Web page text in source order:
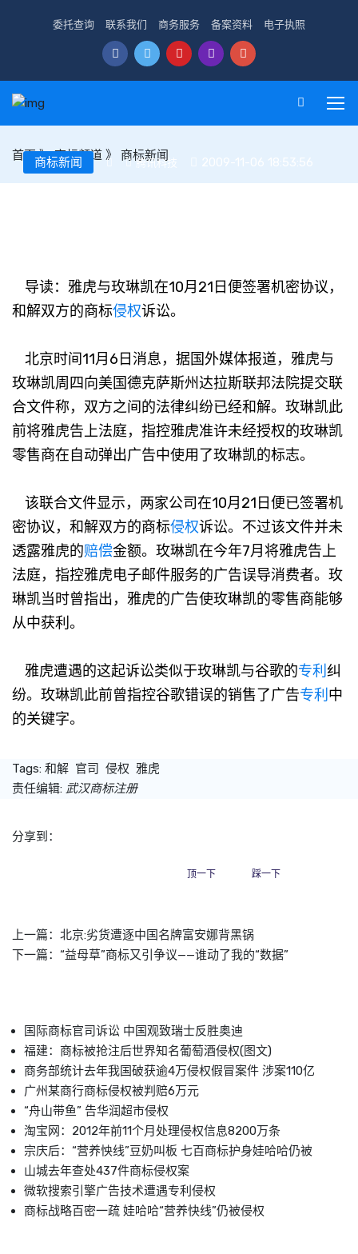
委托查询 联系我们 商务服务 备案资料 电子执照
首页》商标频道 》 商标新闻
商标新闻 腾讯科技 2009-11-06 18:53:56
导读：雅虎与玫琳凯在10月21日便签署机密协议，
和解双方的商标侵权诉讼。
北京时间11月6日消息，据国外媒体报道，雅虎与
玫琳凯周四向美国德克萨斯州达拉斯联邦法院提交联
合文件称，双方之间的法律纠纷已经和解。玫琳凯此
前将雅虎告上法庭，指控雅虎准许未经授权的玫琳凯
零售商在自动弹出广告中使用了玫琳凯的标志。
该联合文件显示，两家公司在10月21日便已签署机
密协议，和解双方的商标侵权诉讼。不过该文件并未
透露雅虎的赔偿金额。玫琳凯在今年7月将雅虎告上
法庭，指控雅虎电子邮件服务的广告误导消费者。玫
琳凯当时曾指出，雅虎的广告使玫琳凯的零售商能够
从中获利。
雅虎遭遇的这起诉讼类似于玫琳凯与谷歌的专利 纠
纷。玫琳凯此前曾指控谷歌错误的销售了广告专利 中
的关键字。
Tags: 和解 官司 侵权 雅虎
责任编辑: 武汉商标注册
分享到：
顶一下 踩一下
上一篇： 北京:劣货遭逐中国名牌富安娜背黑锅
下一篇： “益母草”商标又引争议——谁动了我的“数据”
国际商标官司诉讼 中国观致瑞士反胜奥迪
福建：商标被抢注后世界知名葡萄酒侵权(图文)
商务部统计去年我国破获逾4万侵权假冒案件 涉案110亿
广州某商行商标侵权被判赔6万元
“舟山带鱼” 告华润超市侵权
淘宝网：2012年前11个月处理侵权信息8200万条
宗庆后：“营养怏线”豆奶叫板 七百商标护身娃哈哈仍被
山城去年查处437件商标侵权案
微软搜索引擎广告技术遭遇专利侵权
商标战略百密一疏 娃哈哈“营养快线”仍被侵权